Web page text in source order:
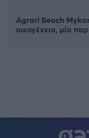
Agrari Beach
οικογένεια, μία